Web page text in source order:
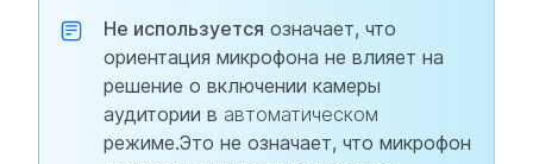
Не используется означает, что
ориентация микрофона не влияет на
решение о включении камеры
аудитории в автоматическом
режиме.Это не означает, что микрофон